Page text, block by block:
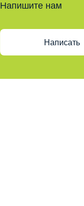
Напишите нам
Написать